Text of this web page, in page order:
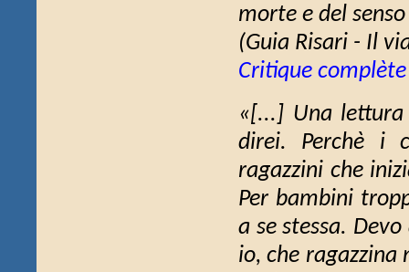
morte e del
(Guia Risari - Il
Critique complète
«[...] Una
direi. Perchè i
ragazzini che
Per bambini
a se stessa.
io, che ragazzina